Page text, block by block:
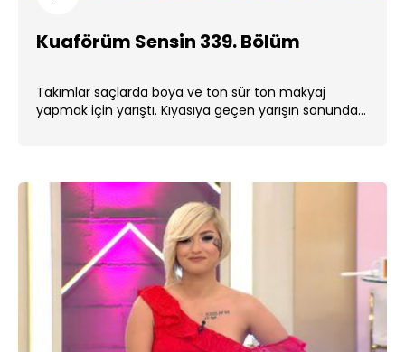
Kuaförüm Sensin 339. Bölüm
Takımlar saçlarda boya ve ton sür ton makyaj
yapmak için yarıştı. Kıyasıya geçen yarışın sonunda